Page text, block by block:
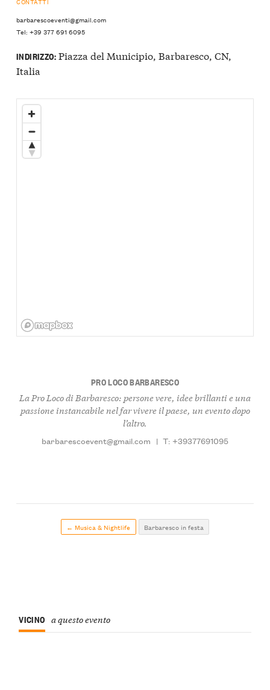
barbarescoeventi@gmail.com
Tel: +39 377 691 6095
INDIRIZZO:Piazza del Municipio, Barbaresco, CN,
Italia
PRO LOCO BARBARESCO
La Pro Loco di Barbaresco: persone vere, idee brillanti e una
passione instancabile nel far vivere il paese, un evento dopo
l’altro.
barbarescoevent@gmail.com | T: +39377691095
← Musica & Nightlife Barbaresco in festa
VICINO a questo evento